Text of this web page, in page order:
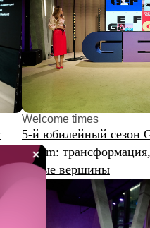
Welcome times
5-й юбилейный сезон Global
Forum: трансформация,
новые вершины